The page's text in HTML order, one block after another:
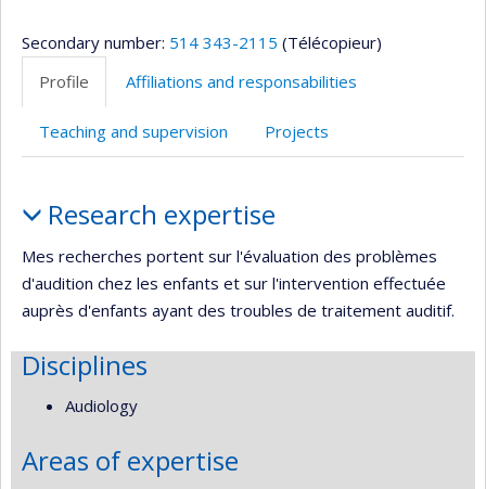
Secondary number: 514 343-2115 (Télécopieur)
Profile
Affiliations and responsabilities
Teaching and supervision Projects
Research expertise
Mes recherches portent sur l'évaluation des problèmes
d'audition chez les enfants et sur l'intervention effectuée
auprès d'enfants ayant des troubles de traitement auditif.
Disciplines
Audiology
Areas of expertise